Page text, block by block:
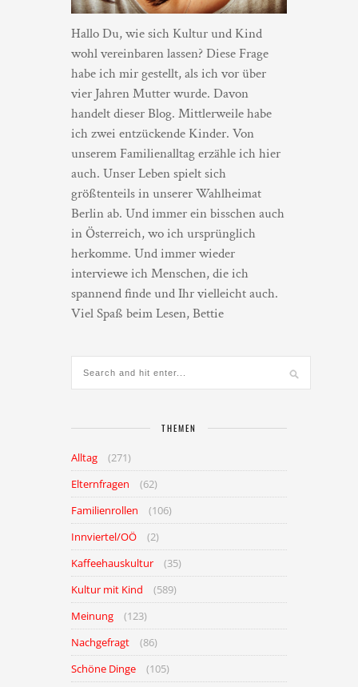
Hallo Du, wie sich Kultur und Kind
wohl vereinbaren lassen? Diese Frage
habe ich mir gestellt, als ich vor über
vier Jahren Mutter wurde. Davon
handelt dieser Blog. Mittlerweile habe
ich zwei entzückende Kinder. Von
unserem Familienalltag erzähle ich hier
auch. Unser Leben spielt sich
größtenteils in unserer Wahlheimat
Berlin ab. Und immer ein bisschen auch
in Österreich, wo ich ursprünglich
herkomme. Und immer wieder
interviewe ich Menschen, die ich
spannend finde und Ihr vielleicht auch.
Viel Spaß beim Lesen, Bettie
THEMEN
Alltag
(271)
Elternfragen
(62)
Familienrollen
(106)
Innviertel/OÖ
(2)
Kaffeehauskultur
(35)
Kultur mit Kind
(589)
Meinung
(123)
Nachgefragt
(86)
Schöne Dinge
(105)